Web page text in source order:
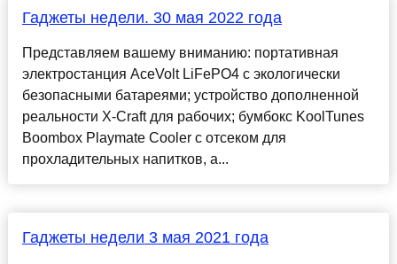
Гаджеты недели. 30 мая 2022 года
Представляем вашему вниманию: портативная
электростанция AceVolt LiFePO4 с экологически
безопасными батареями; устройство дополненной
реальности X-Craft для рабочих; бумбокс KoolTunes
Boombox Playmate Cooler с отсеком для
прохладительных напитков, а...
Гаджеты недели 3 мая 2021 года